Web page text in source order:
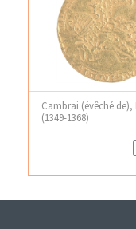
Cambrai (évêché de),
(1349-1368)